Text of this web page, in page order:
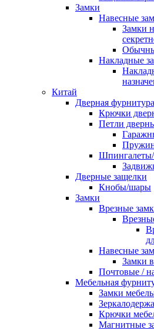
Замки
Навесные
Замки
Накладные
Китай
Дверная фурнитура
Крючки
Петли
Шпингалеты/
Дверные защелки
Кнобы/шары
Замки
Врезные
Навесные
Замки
Почтовые /
Мебельная
Замки
Крючки
Магнитные